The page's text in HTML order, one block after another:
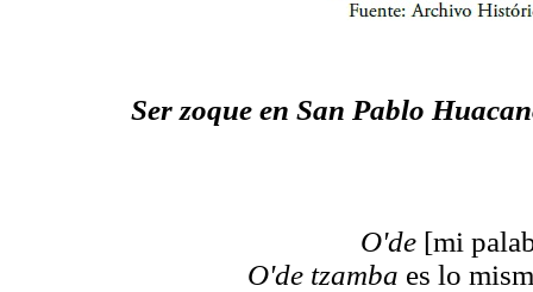
Ser zoque en San Pablo
O'de [mi
O'de tzamba es lo